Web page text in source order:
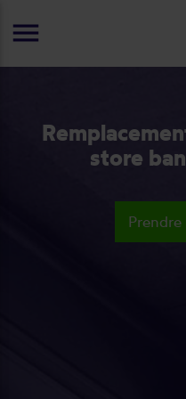
store
menu